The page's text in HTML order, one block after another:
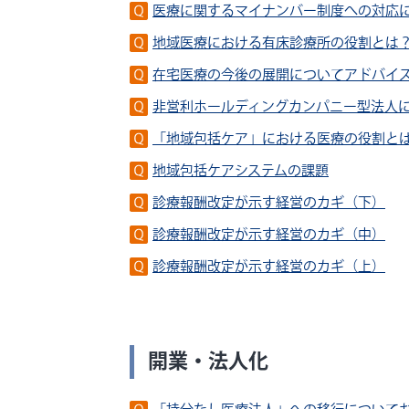
医療に関するマイナンバー制度への対応
地域医療における有床診療所の役割とは？
在宅医療の今後の展開についてアドバイス
非営利ホールディングカンパニー型法人
「地域包括ケア」における医療の役割と
地域包括ケアシステムの課題
診療報酬改定が示す経営のカギ（下）
診療報酬改定が示す経営のカギ（中）
診療報酬改定が示す経営のカギ（上）
開業・法人化